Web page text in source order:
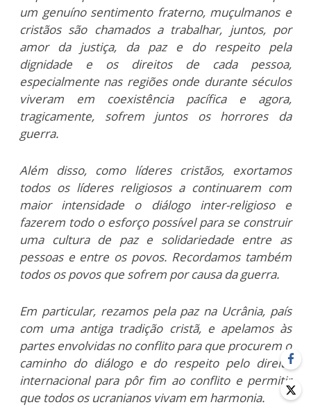
um genuíno sentimento fraterno, muçulmanos e
cristãos são chamados a trabalhar, juntos, por
amor da justiça, da paz e do respeito pela
dignidade e os direitos de cada pessoa,
especialmente nas regiões onde durante séculos
viveram em coexistência pacífica e agora,
tragicamente, sofrem juntos os horrores da
guerra.
Além disso, como líderes cristãos, exortamos
todos os líderes religiosos a continuarem com
maior intensidade o diálogo inter-religioso e
fazerem todo o esforço possível para se construir
uma cultura de paz e solidariedade entre as
pessoas e entre os povos. Recordamos também
todos os povos que sofrem por causa da guerra.
Em particular, rezamos pela paz na Ucrânia, país
com uma antiga tradição cristã, e apelamos às
partes envolvidas no conflito para que procurem o
caminho do diálogo e do respeito pelo direito
internacional para pôr fim ao conflito e permitir
que todos os ucranianos vivam em harmonia.